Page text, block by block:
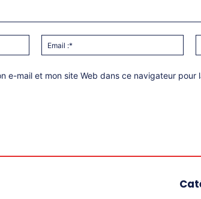
Nom:*
:*
e-mail et mon site Web dans ce navigateur pour